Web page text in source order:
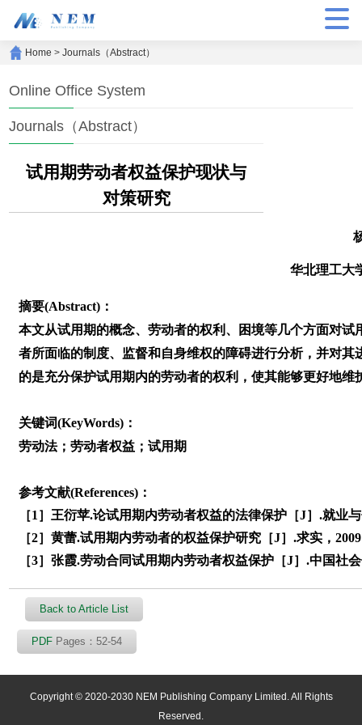
Home >Journals（Abstract）
Online Office System
Journals（Abstract）
试用期劳动者权益保护现状与
对策研究
华北理工大
摘要(Abstract)：
本文从试用期的概念、劳动者的权利、困境等几个方面对
者所面临的制度、监督和自身维权的障碍进行分析，并对
的是充分保护试用期内的劳动者的权利，使其能够更好地维
关键词(KeyWords)：
劳动法；劳动者权益；试用期
参考文献(References)：
［1］王衍苹.论试用期内劳动者权益的法律保护［J］.就业
［2］黄蕾.试用期内劳动者的权益保护研究［J］.求实，
［3］张霞.劳动合同试用期内劳动者权益保护［J］.中国社
Back to Article List
PDF Pages：52-54
Copyright © 2020-2030 NEM Publishing Company Limited. All Rights
Reserved.